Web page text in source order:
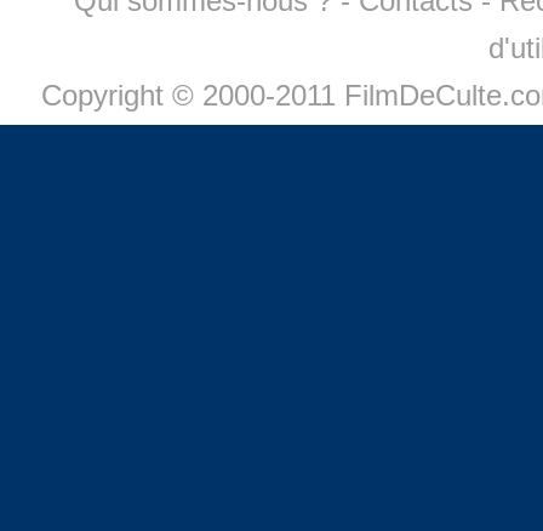
Copyright © 2000-2011